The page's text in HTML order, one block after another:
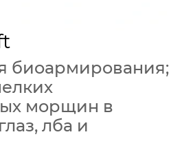
биоармирования;
морщин в
лба и